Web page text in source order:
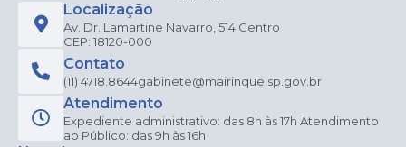
Localização
Av. Dr. Lamartine Navarro, 514 Centro
CEP: 18120-000
Contato
(11) 4718.8644gabinete@mairinque.sp.gov.br
Atendimento
Expediente administrativo: das 8h às 17h Atendimento
ao Público: das 9h às 16h